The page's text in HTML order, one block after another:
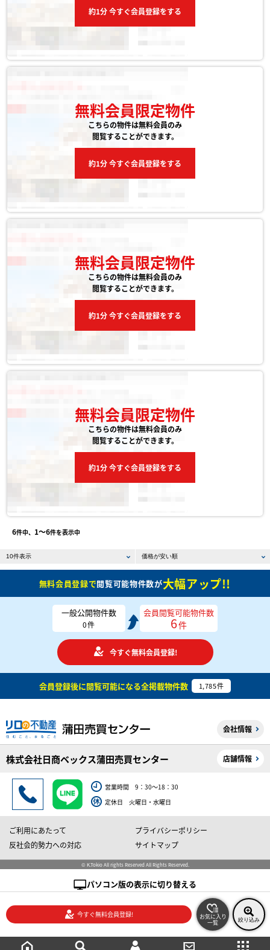
約1分 今すぐ会員登録をする
無料会員限定物件
こちらの物件は無料会員のみ
閲覧することができます。
約1分 今すぐ会員登録をする
無料会員限定物件
こちらの物件は無料会員のみ
閲覧することができます。
約1分 今すぐ会員登録をする
無料会員限定物件
こちらの物件は無料会員のみ
閲覧することができます。
約1分 今すぐ会員登録をする
6件中、 1〜6件を表示中
無料会員登録で閲覧可能物件数が大幅アップ!!
一般公開物件数
0件
会員閲覧可能物件数
6件
今すぐ無料会員登録!
会員登録後に閲覧可能になる全掲載物件数 1,785件
会社情報
株式会社日商ベックス蒲田売買センター 店舗情報
営業時間 9：30～18：30
定休日 火曜日・水曜日
ご利用にあたって
プライバシーポリシー
反社会的勢力への対応
サイトマップ
© K.Tokio All rights Reserved All Rights Reserved.
パソコン版の表示に切り替える
今すぐ無料会員登録! お気に入り
一覧 絞り込み